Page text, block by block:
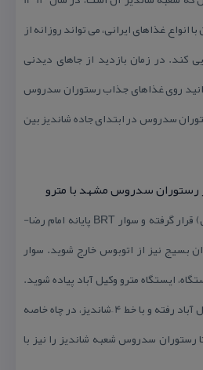
انواع غذاهای ایرانی، می تواند روزانه از
كند. در زمان بازدید از جاهای دیدنی
روی غذاهای جذاب رستوران سدروس
سدروس در ابتدای جاده شاندیز بین
سدروس مشهد با مترو
در ایستگاه حرم مطهر (طبرسی) قرار گرفته و سوار BRT پایانه امام رضا-
بسیج نیز از اتوبوس خارج شوید. سوار
ایستگاه، ایستگاه مترو وكیل آباد پیاده شوید.
به ایستگاه اتوبوس پایانه وكیل آباد رفته و با خط 4 –شاندیز، در چاه خاصه
رستوران سدروس شعبه شاندیز را نیز با